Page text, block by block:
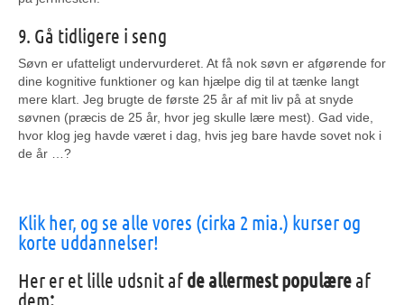
9. Gå tidligere i seng
Søvn er ufatteligt undervurderet. At få nok søvn er afgørende for
dine kognitive funktioner og kan hjælpe dig til at tænke langt
mere klart. Jeg brugte de første 25 år af mit liv på at snyde
søvnen (præcis de 25 år, hvor jeg skulle lære mest). Gad vide,
hvor klog jeg havde været i dag, hvis jeg bare havde sovet nok i
de år …?
Klik her, og se alle vores (cirka 2 mia.) kurser og
korte uddannelser!
Her er et lille udsnit afde allermest populæreaf
dem: